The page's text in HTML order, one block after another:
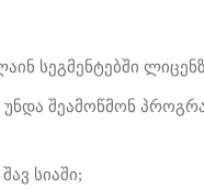
სეგმენტებში
შეამოწმონ
სიაში;